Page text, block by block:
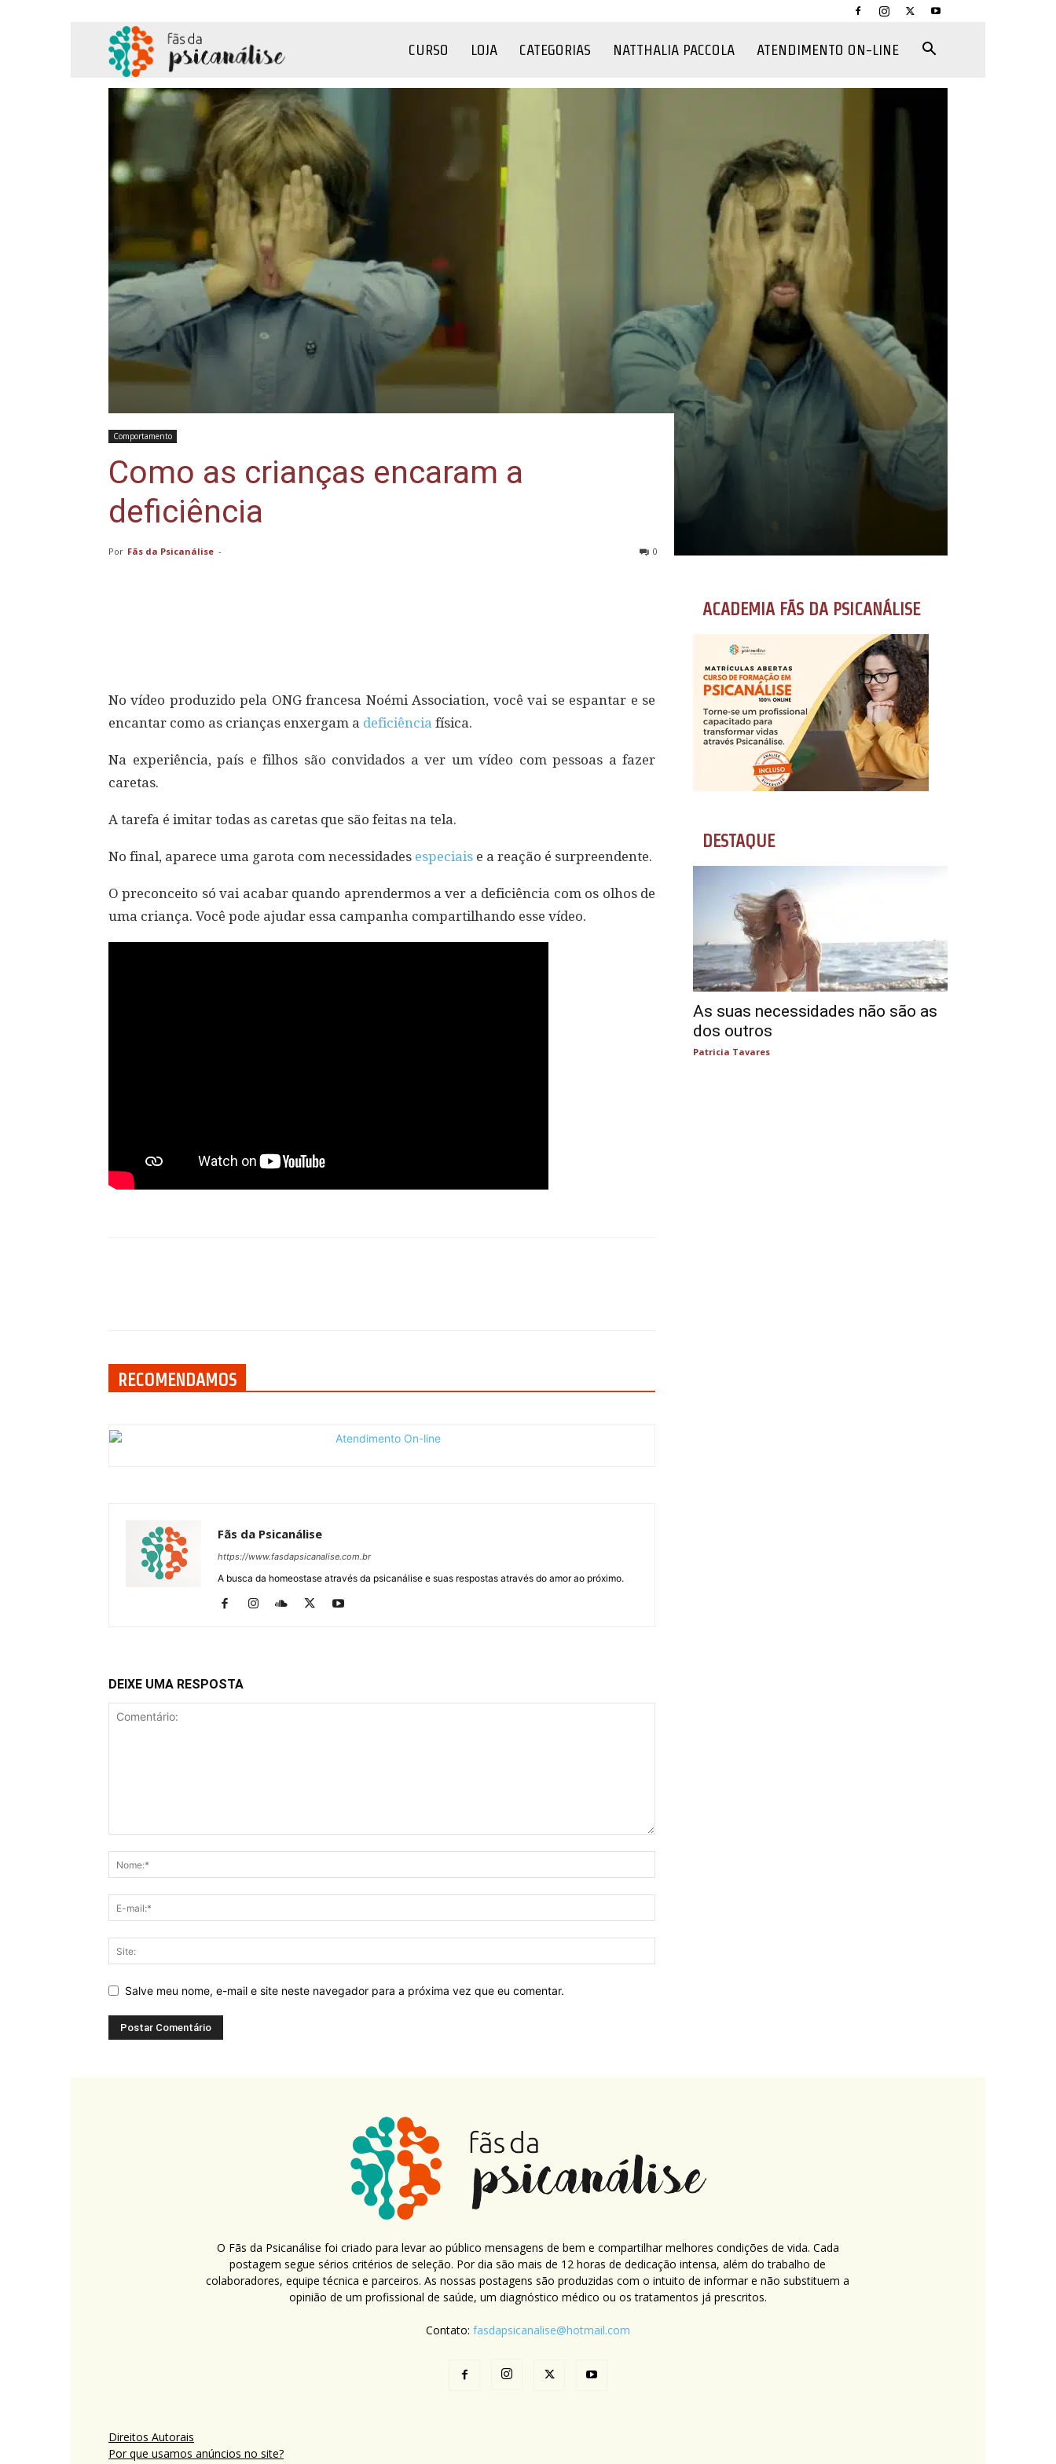
da
Psicanálise
CURSO LOJA CATEGORIAS NATTHALIA PACCOLA ATENDIMENTO ON-LINE
Comportamento
Como as crianças encaram a
deficiência
Por Fãs da Psicanálise - 0
No vídeo produzido pela ONG francesa Noémi Association, você vai se espantar e se
encantar como as crianças enxergam a deficiência física.
Na experiência, país e filhos são convidados a ver um vídeo com pessoas a fazer
caretas.
A tarefa é imitar todas as caretas que são feitas na tela.
No final, aparece uma garota com necessidades especiais e a reação é surpreendente.
O preconceito só vai acabar quando aprendermos a ver a deficiência com os olhos de
uma criança. Você pode ajudar essa campanha compartilhando esse vídeo.
RECOMENDAMOS
Fãs da Psicanálise
https://www.fasdapsicanalise.com.br
A busca da homeostase através da psicanálise e suas respostas através do amor ao próximo.
DEIXE UMA RESPOSTA
Salve meu nome, e-mail e site neste navegador para a próxima vez que eu comentar.
ACADEMIA FÃS DA PSICANÁLISE
DESTAQUE
As suas necessidades não são as
dos outros
Patricia Tavares
O Fãs da Psicanálise foi criado para levar ao público mensagens de bem e compartilhar melhores condições de vida. Cada
postagem segue sérios critérios de seleção. Por dia são mais de 12 horas de dedicação intensa, além do trabalho de
colaboradores, equipe técnica e parceiros. As nossas postagens são produzidas com o intuito de informar e não substituem a
opinião de um profissional de saúde, um diagnóstico médico ou os tratamentos já prescritos.
Contato: fasdapsicanalise@hotmail.com
Direitos Autorais
Por que usamos anúncios no site?